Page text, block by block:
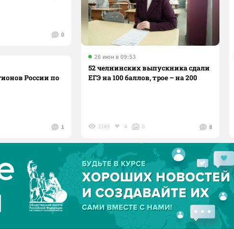
0
России по
1
26 июн в 09:53
52 челнинских выпускника сдали
ЕГЭ на 100 баллов, трое – на 200
8
2189 4 0